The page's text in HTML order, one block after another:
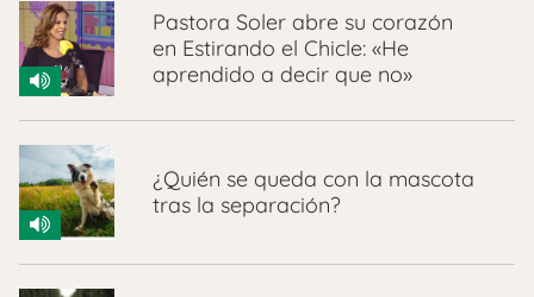
Pastora Soler abre su corazón
en Estirando el Chicle: «He
aprendido a decir que no»
¿Quién se queda con la mascota
tras la separación?